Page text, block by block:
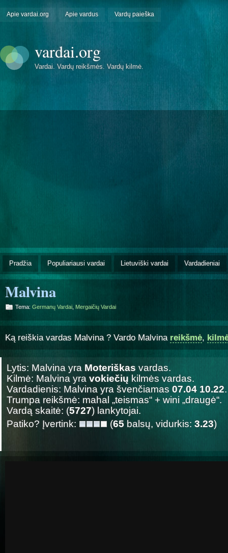
Apie vardai.org Apie vardus Vardų paieška
vardai.org
Vardai. Vardų reikšmės. Vardų kilmė.
Pradžia Populiariausi vardai Lietuviški vardai Vardadieniai
Malvina
Tema: Germanų Vardai Mergaičių Vardai
Ką reiškia vardas Malvina ? Vardo Malvina reikšmė,
Lytis: Malvina yra Moteriškas vardas.
Kilmė: Malvina yra vokiečių kilmės vardas.
Vardadienis: Malvina yra švenčiamas 07.04 10.22.
Trumpa reikšmė: mahal „teismas“ + wini „draugė“.
Vardą skaitė: (5727) lankytojai.
Patiko? Įvertink:
(65 balsų, vidurkis: 3.23)